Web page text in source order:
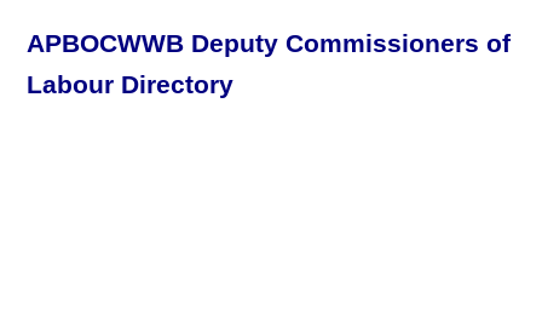
APBOCWWB Deputy Commissioners of
Labour Directory